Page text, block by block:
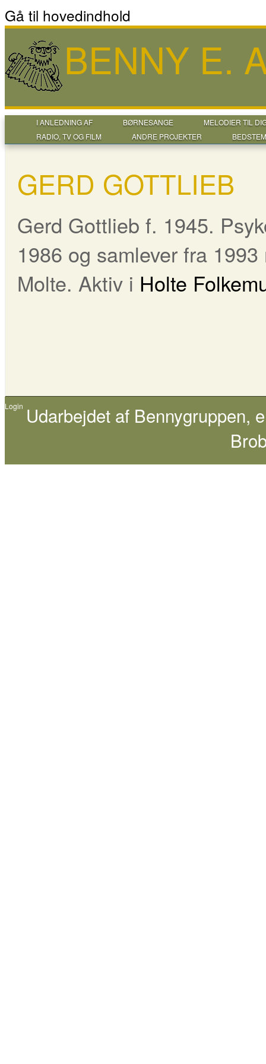
Gå til hovedindhold
BENNY E.
I ANLEDNING AF BØRNESANGE
MELODIER TIL
RADIO, TV OG FILM
ANDRE PROJEKTER
GERD GOTTLIEB
Gerd Gottlieb f. 1945.
1986 og samlever fra
Molte. Aktiv i Holte
Login Udarbejdet af Bennygruppen,